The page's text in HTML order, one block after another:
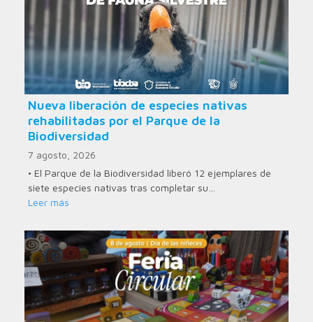
Nueva liberación de especies nativas
rehabilitadas por el Parque de la
Biodiversidad
7 agosto, 2026
• El Parque de la Biodiversidad liberó 12 ejemplares de
siete especies nativas tras completar su…
Leer más